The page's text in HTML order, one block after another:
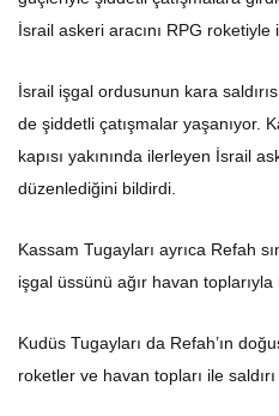
İsrail askeri aracını RPG
İsrail işgal ordusunun kara
de şiddetli çatışmalar yaşanıyor.
kapısı yakınında ilerleyen İsrail
düzenlediğini bildirdi.
Kassam Tugayları ayrıca Refah
işgal üssünü ağır havan toplarıyla
Kudüs Tugayları da Refah’ın
roketler ve havan topları ile